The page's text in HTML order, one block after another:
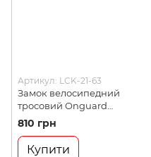
Артикул: LCK-21-63
Замок велосипедний
тросовий Onguard
Doberman GLO, кодовий,
185см х 12мм, Yellow (LCK-21-
63)
810 грн
Купити